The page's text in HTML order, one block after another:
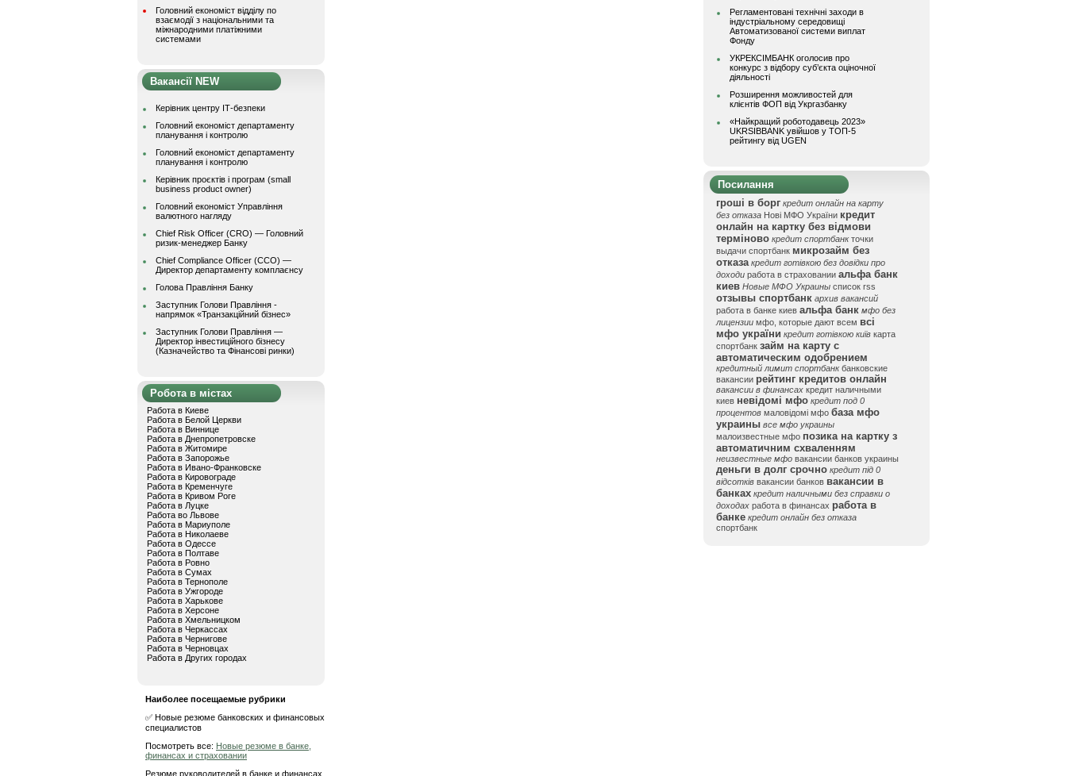
Головний економіст відділу по
взаємодії з національними та
міжнародними платіжними
системами
Вакансії NEW
Керівник центру ІТ-безпеки
Головний економіст департаменту
планування і контролю
Головний економіст департаменту
планування і контролю
Керівник проєктів і програм (small
business product owner)
Головний економіст Управління
валютного нагляду
Chief Risk Officer (CRO) — Головний
ризик-менеджер Банку
Chief Compliance Officer (CCO) —
Директор департаменту комплаєнсу
Голова Правління Банку
Заступник Голови Правління -
напрямок «Транзакційний бізнес»
Заступник Голови Правління —
Директор інвестиційного бізнесу
(Казначейство та Фінансові ринки)
Робота в містах
Работа в Киеве
Работа в Белой Церкви
Работа в Виннице
Работа в Днепропетровске
Работа в Житомире
Работа в Запорожье
Работа в Ивано-Франковске
Работа в Кировограде
Работа в Кременчуге
Работа в Кривом Роге
Работа в Луцке
Работа во Львове
Работа в Мариуполе
Работа в Николаеве
Работа в Одессе
Работа в Полтаве
Работа в Ровно
Работа в Сумах
Работа в Тернополе
Работа в Ужгороде
Работа в Харькове
Работа в Херсоне
Работа в Хмельницком
Работа в Черкассах
Работа в Чернигове
Работа в Черновцах
Работа в Других городах
Наиболее посещаемые рубрики
✅ Новые резюме банковских и финансовых
специалистов
Посмотреть все: Новые резюме в банке,
финансах и страховании
Резюме руководителей в банке и финансах
Регламентовані технічні заходи в
індустріальному середовищі
Автоматизованої системи виплат
Фонду
УКРЕКСІМБАНК оголосив про
конкурс з відбору суб’єкта оціночної
діяльності
Розширення можливостей для
клієнтів ФОП від Укргазбанку
«Найкращий роботодавець 2023»
UKRSIBBANK увійшов у ТОП-5
рейтингу від UGEN
Посилання
гроші в борг кредит онлайн на карту
без отказа Нові МФО України кредит
онлайн на картку без відмови
терміново кредит спортбанк точки
выдачи спортбанк микрозайм без
отказа кредит готівкою без довідки про
доходи работа в страховании альфа банк
киев Новые МФО Украины список rss
отзывы спортбанк архив вакансий
работа в банке киев альфа банк мфо без
лицензии мфо, которые дают всем всі
мфо україни кредит готівкою київ карта
спортбанк займ на карту с
автоматическим одобрением
кредитный лимит спортбанк банковские
вакансии рейтинг кредитов онлайн
вакансии в финансах кредит наличными
киев невідомі мфо кредит под 0
процентов маловідомі мфо база мфо
украины все мфо украины
малоизвестные мфо позика на картку з
автоматичним схваленням
неизвестные мфо вакансии банков украины
деньги в долг срочно кредит під 0
відсотків вакансии банков вакансии в
банках кредит наличными без справки о
доходах работа в финансах работа в
банке кредит онлайн без отказа
спортбанк